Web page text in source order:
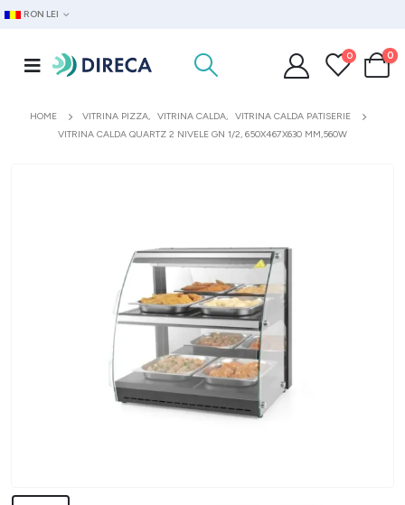
RON LEI
0 0
HOME VITRINA PIZZA, VITRINA CALDA,
VITRINA CALDA PATISERIE
VITRINA CALDA QUARTZ 2 NIVELE GN 1/2, 650X467X630 MM,560W